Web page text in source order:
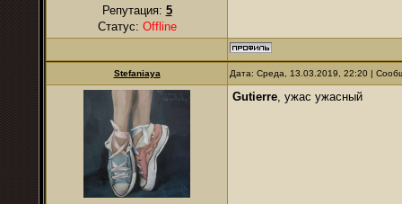
Репутация: 5
Статус: Offline
Stefaniaya Дата: Среда, 13.03.2019, 22:20 |
Gutierre, ужас ужасный